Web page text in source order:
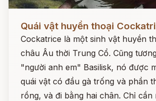
Quái vật huyền thoại
Cockatrice là một sinh vật huyền
châu Âu thời Trung Cổ. Cũng
"người anh em" Basilisk, nó được
quái vật có đầu gà trống và phần
rồng, và đi bằng hai chân. Chỉ cần